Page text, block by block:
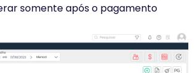
somente após o pagamento